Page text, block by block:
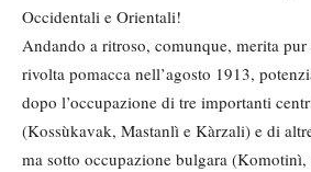
Occidentali e Orientali!
Andando a ritroso, comunque, merita pur
rivolta pomacca nell’agosto 1913,
dopo l’occupazione di tre importanti
(Kossùkavak, Mastanlì e Kàrzali) e di
ma sotto occupazione bulgara